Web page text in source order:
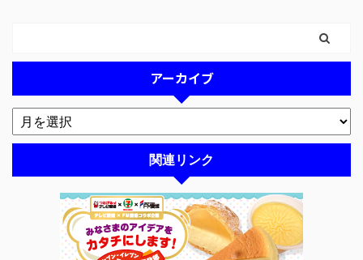
アーカイブ
関連リンク